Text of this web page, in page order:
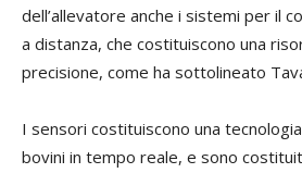
dell’allevatore anche i sistemi per il
a distanza, che costituiscono una
precisione, come ha sottolineato
I sensori costituiscono una
bovini in tempo reale, e sono